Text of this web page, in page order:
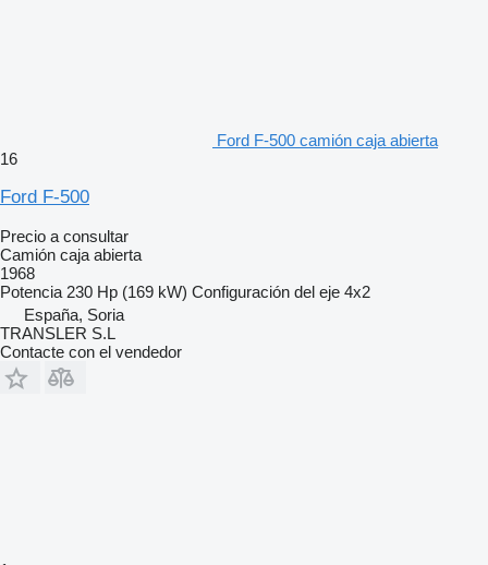
Ford F-500 camión caja abierta
16
Ford F-500
Precio a consultar
Camión caja abierta
1968
Potencia 230 Hp (169 kW) Configuración del eje 4x2
España, Soria
TRANSLER S.L
Contacte con el vendedor